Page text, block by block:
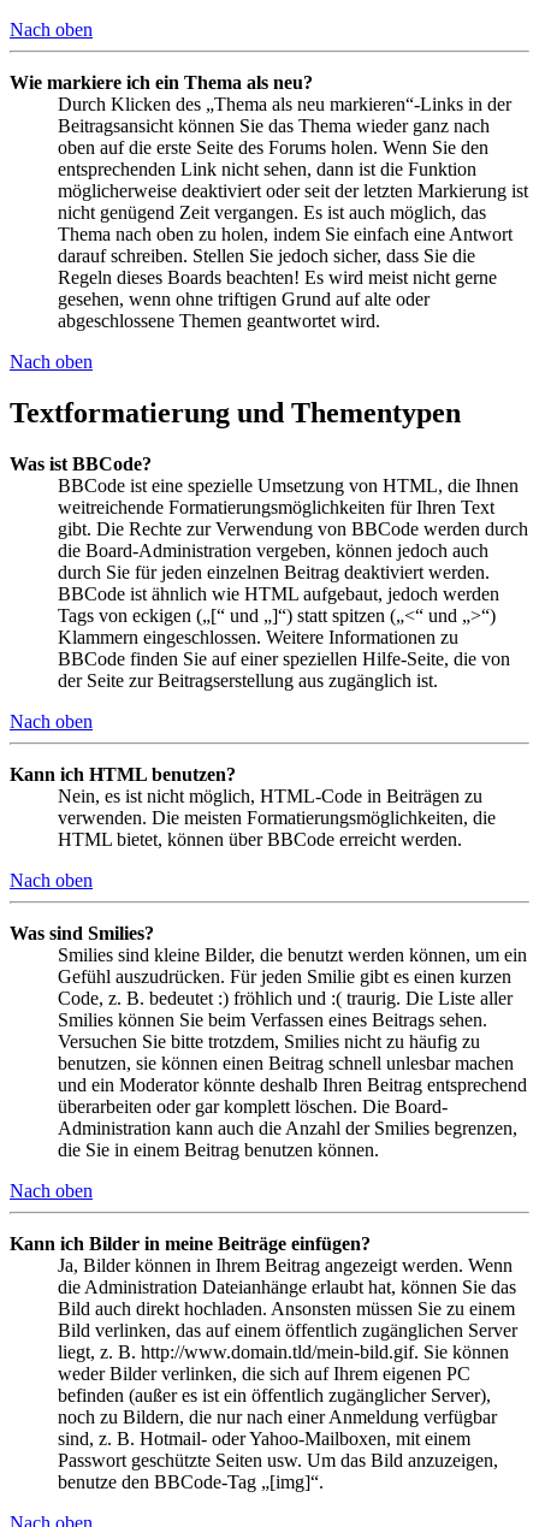
Nach oben
Wie markiere ich ein Thema als neu?
Durch Klicken des „Thema als neu markieren“-Links in der
Beitragsansicht können Sie das Thema wieder ganz nach
oben auf die erste Seite des Forums holen. Wenn Sie den
entsprechenden Link nicht sehen, dann ist die Funktion
möglicherweise deaktiviert oder seit der letzten Markierung ist
nicht genügend Zeit vergangen. Es ist auch möglich, das
Thema nach oben zu holen, indem Sie einfach eine Antwort
darauf schreiben. Stellen Sie jedoch sicher, dass Sie die
Regeln dieses Boards beachten! Es wird meist nicht gerne
gesehen, wenn ohne triftigen Grund auf alte oder
abgeschlossene Themen geantwortet wird.
Nach oben
Textformatierung und Thementypen
Was ist BBCode?
BBCode ist eine spezielle Umsetzung von HTML, die Ihnen
weitreichende Formatierungsmöglichkeiten für Ihren Text
gibt. Die Rechte zur Verwendung von BBCode werden durch
die Board-Administration vergeben, können jedoch auch
durch Sie für jeden einzelnen Beitrag deaktiviert werden.
BBCode ist ähnlich wie HTML aufgebaut, jedoch werden
Tags von eckigen („[“ und „]“) statt spitzen („<“ und „>“)
Klammern eingeschlossen. Weitere Informationen zu
BBCode finden Sie auf einer speziellen Hilfe-Seite, die von
der Seite zur Beitragserstellung aus zugänglich ist.
Nach oben
Kann ich HTML benutzen?
Nein, es ist nicht möglich, HTML-Code in Beiträgen zu
verwenden. Die meisten Formatierungsmöglichkeiten, die
HTML bietet, können über BBCode erreicht werden.
Nach oben
Was sind Smilies?
Smilies sind kleine Bilder, die benutzt werden können, um ein
Gefühl auszudrücken. Für jeden Smilie gibt es einen kurzen
Code, z. B. bedeutet :) fröhlich und :( traurig. Die Liste aller
Smilies können Sie beim Verfassen eines Beitrags sehen.
Versuchen Sie bitte trotzdem, Smilies nicht zu häufig zu
benutzen, sie können einen Beitrag schnell unlesbar machen
und ein Moderator könnte deshalb Ihren Beitrag entsprechend
überarbeiten oder gar komplett löschen. Die Board-
Administration kann auch die Anzahl der Smilies begrenzen,
die Sie in einem Beitrag benutzen können.
Nach oben
Kann ich Bilder in meine Beiträge einfügen?
Ja, Bilder können in Ihrem Beitrag angezeigt werden. Wenn
die Administration Dateianhänge erlaubt hat, können Sie das
Bild auch direkt hochladen. Ansonsten müssen Sie zu einem
Bild verlinken, das auf einem öffentlich zugänglichen Server
liegt, z. B. http://www.domain.tld/mein-bild.gif. Sie können
weder Bilder verlinken, die sich auf Ihrem eigenen PC
befinden (außer es ist ein öffentlich zugänglicher Server),
noch zu Bildern, die nur nach einer Anmeldung verfügbar
sind, z. B. Hotmail- oder Yahoo-Mailboxen, mit einem
Passwort geschützte Seiten usw. Um das Bild anzuzeigen,
benutze den BBCode-Tag „[img]“.
Nach oben